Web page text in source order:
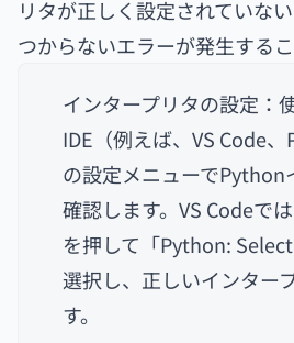
リタが正しく設定されていな
つからないエラーが発生するこ
インタープリタの設定：
IDE（例えば、VS Code、
の設定メニューでPython
確認します。VS Codeで
を押して「Python:
選択し、正しいインター
す。